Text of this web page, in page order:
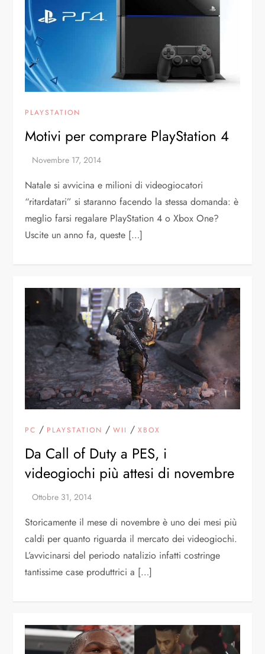
PLAYSTATION
Motivi per comprare PlayStation 4
Natale si avvicina e milioni di videogiocatori
“ritardatari” si staranno facendo la stessa domanda: è
meglio farsi regalare PlayStation 4 o Xbox One?
Uscite un anno fa, queste […]
PC / PLAYSTATION /WII /XBOX
Da Call of Duty a PES, i
videogiochi più attesi di novembre
Storicamente il mese di novembre è uno dei mesi più
caldi per quanto riguarda il mercato dei videogiochi.
L’avvicinarsi del periodo natalizio infatti costringe
tantissime case produttrici a […]